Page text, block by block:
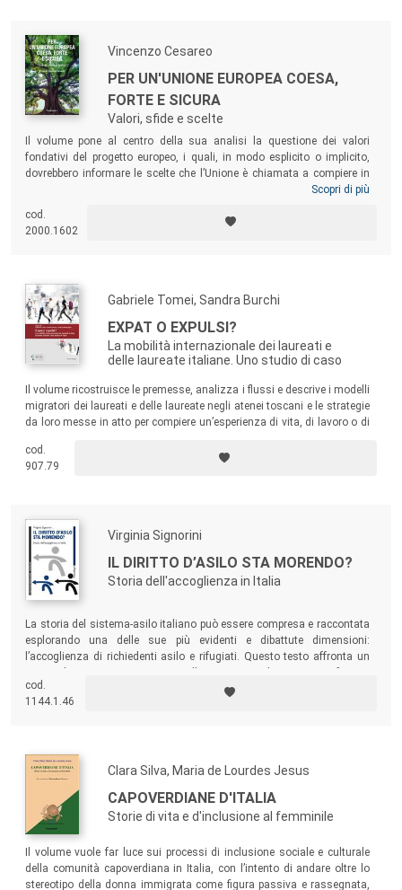
Vincenzo Cesareo
PER UN'UNIONE EUROPEA COESA,
FORTE E SICURA
Valori, sfide e scelte
Il volume pone al centro della sua analisi la questione dei valori
fondativi del progetto europeo, i quali, in modo esplicito o implicito,
dovrebbero informare le scelte che l’Unione è chiamata a compiere in
risposta alle grandi sfide del nostro tempo. Per affrontare
indispensabile approccio interdisciplinare, che ha coinvolto l’economia,
la demografia, il diritto, la filosofia, la psicologia, la scienza politica, la
Scopri di più
cod.
2000.1602
Gabriele Tomei, Sandra Burchi
EXPAT O EXPULSI?
La mobilità internazionale dei laureati e
delle laureate italiane. Uno studio di caso
Il volume ricostruisce le premesse, analizza i flussi e descrive i modelli
migratori dei laureati e delle laureate negli atenei toscani e le strategie
da loro messe in atto per compiere un’esperienza di vita, di lavoro o di
cod.
907.79
Virginia Signorini
IL DIRITTO D’ASILO STA MORENDO?
Storia dell'accoglienza in Italia
La storia del sistema-asilo italiano può essere compresa e raccontata
esplorando una delle sue più evidenti e dibattute dimensioni:
l’accoglienza di richiedenti asilo e rifugiati. Questo testo affronta un
volontari, docenti di lingua italiana ed esperti che negli anni hanno
vissuto il continuo modificarsi dell’accoglienza in Italia.
cod.
1144.1.46
Clara Silva, Maria de Lourdes Jesus
CAPOVERDIANE D'ITALIA
Storie di vita e d'inclusione al femminile
Il volume vuole far luce sui processi di inclusione sociale e culturale
della comunità capoverdiana in Italia, con l’intento di andare oltre lo
stereotipo della donna immigrata come figura passiva e rassegnata,